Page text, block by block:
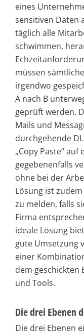
eines
sensitiven Daten
täglich alle
schwimmen,
müssen
irgendwo
A nach B
geprüft werden.
Mails und
durchgehende
„Copy Paste“
gegebenenfalls
ohne bei der
Lösung ist
zu melden, falls
Firma
ideale Lösung
gute Umsetzung
einer
dem geschickten
und Tools.
Die drei Ebenen
Die drei Ebenen